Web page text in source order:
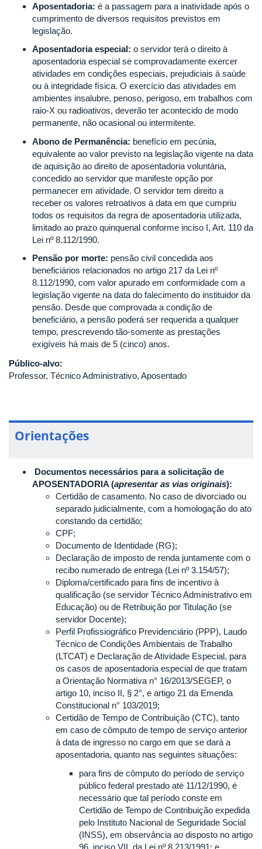
Aposentadoria: é a passagem para a inatividade após o
cumprimento de diversos requisitos previstos em
legislação.
Aposentadoria especial: o servidor terá o direito à
aposentadoria especial se comprovadamente exercer
atividades em condições especiais, prejudiciais à saúde
ou à integridade física. O exercício das atividades em
ambientes insalubre, penoso, perigoso, em trabalhos com
raio-X ou radioativos, deverão ter acontecido de modo
permanente, não ocasional ou intermitente.
Abono de Permanência: benefício em pecúnia,
equivalente ao valor previsto na legislação vigente na data
de aquisição ao direito de aposentadoria voluntária,
concedido ao servidor que manifeste opção por
permanecer em atividade. O servidor tem direito a
receber os valores retroativos à data em que cumpriu
todos os requisitos da regra de aposentadoria utilizada,
limitado ao prazo quinquenal conforme inciso I, Art. 110 da
Lei nº 8.112/1990.
Pensão por morte: pensão civil concedida aos
beneficiários relacionados no artigo 217 da Lei nº
8.112/1990, com valor apurado em conformidade com a
legislação vigente na data do falecimento do instituidor da
pensão. Desde que comprovada a condição de
beneficiário, a pensão poderá ser requerida a qualquer
tempo, prescrevendo tão-somente as prestações
exigíveis há mais de 5 (cinco) anos.
Público-alvo:
Professor, Técnico Administrativo, Aposentado
Orientações
Documentos necessários para a solicitação de
APOSENTADORIA (apresentar as vias originais):
Certidão de casamento. No caso de divorciado ou
separado judicialmente, com a homologação do ato
constando da certidão;
CPF;
Documento de Identidade (RG);
Declaração de imposto de renda juntamente com o
recibo numerado de entrega (Lei nº 3.154/57);
Diploma/certificado para fins de incentivo à
qualificação (se servidor Técnico Administrativo em
Educação) ou de Retribuição por Titulação (se
servidor Docente);
Perfil Profissiográfico Previdenciário (PPP), Laudo
Técnico de Condições Ambientais de Trabalho
(LTCAT) e Declaração de Atividade Especial, para
os casos de aposentadoria especial de que tratam
a Orientação Normativa n° 16/2013/SEGEP, o
artigo 10, inciso II, § 2°, e artigo 21 da Emenda
Constitucional n° 103/2019;
Certidão de Tempo de Contribuição (CTC), tanto
em caso de cômputo de tempo de serviço anterior
à data de ingresso no cargo em que se dará a
aposentadoria, quanto nas seguintes situações:
para fins de cômputo do período de serviço
público federal prestado até 11/12/1990, é
necessário que tal período conste em
Certidão de Tempo de Contribuição expedida
pelo Instituto Nacional de Seguridade Social
(INSS), em observância ao disposto no artigo
96, inciso VII, da Lei nº 8.213/1991; e